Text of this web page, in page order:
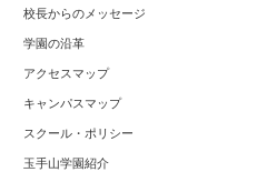
校長からのメッセージ
学園の沿革
アクセスマップ
キャンパスマップ
スクール・ポリシー
玉手山学園紹介